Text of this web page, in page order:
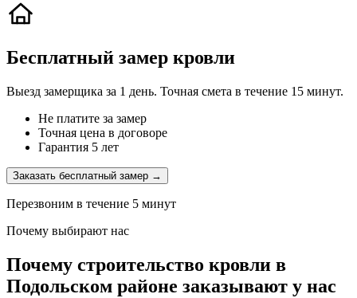
Бесплатный замер кровли
Выезд замерщика за 1 день. Точная смета в течение 15 минут.
Не платите за замер
Точная цена в договоре
Гарантия 5 лет
Заказать бесплатный замер →
Перезвоним в течение 5 минут
Почему выбирают нас
Почему строительство кровли в
Подольском районе заказывают у нас